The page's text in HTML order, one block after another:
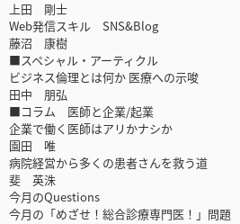
上田 剛士
Web発信スキル SNS&Blog
藤沼 康樹
■スペシャル・アーティクル
ビジネス倫理とは何か 医療への示唆
田中 朋弘
■コラム 医師と企業/起業
企業で働く医師はアリかナシか
園田 唯
病院経営から多くの患者さんを救う道
斐 英洙
今月のQuestions
今月の「めざせ！総合診療専門医！」問題